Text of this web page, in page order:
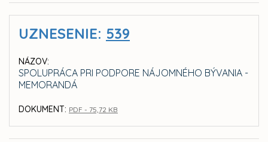
UZNESENIE: 539
NÁZOV:
SPOLUPRÁCA PRI PODPORE NÁJOMNÉHO BÝVANIA -
MEMORANDÁ
DOKUMENT: PDF - 75,72 KB